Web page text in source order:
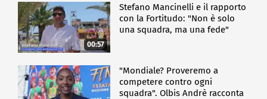
00:57
Stefano Mancinelli e il rapporto
con la Fortitudo: "Non è solo
una squadra, ma una fede"
"Mondiale? Proveremo a
competere contro ogni
squadra". Olbis Andrè racconta